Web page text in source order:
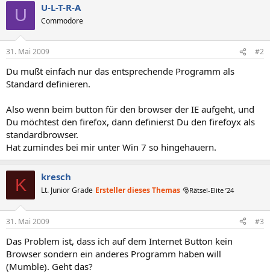
U U-L-T-R-A
Commodore
31. Mai 2009 #2
Du mußt einfach nur das entsprechende Programm als
Standard definieren.
Also wenn beim button für den browser der IE aufgeht, und
Du möchtest den firefox, dann definierst Du den firefoyx als
standardbrowser.
Hat zumindes bei mir unter Win 7 so hingehauern.
K kresch
Lt. Junior Grade Ersteller dieses Themas 🎅Rätsel-Elite ’24
31. Mai 2009 #3
Das Problem ist, dass ich auf dem Internet Button kein
Browser sondern ein anderes Programm haben will
(Mumble). Geht das?